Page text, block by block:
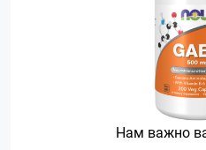
Нам важно